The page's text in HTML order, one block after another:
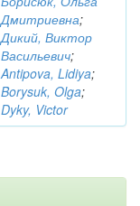
Дмитриевна;
Дикий, Виктор
Васильевич;
Antipova, Lidiya;
Borysuk, Olga;
Dyky, Victor